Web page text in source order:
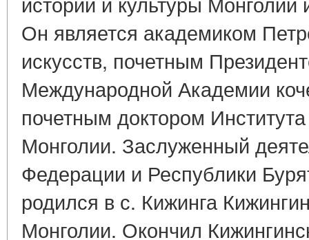
Он является академиком
искусств, почетным
Международной Академии
почетным доктором
Монголии. Заслуженный
Федерации и Республики
родился в с. Кижинга
Монголии. Окончил